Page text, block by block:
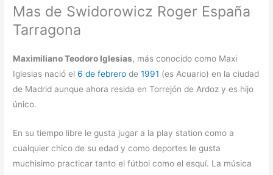
Mas de Swidorowicz Roger España
Tarragona
Maximiliano Teodoro Iglesias, más conocido como Maxi
Iglesias nació el6 de febrero de1991 (es Acuario) en la ciudad
de Madrid aunque ahora resida en Torrejón de Ardoz y es hijo
único.
En su tiempo libre le gusta jugar a la play station como a
cualquier chico de su edad y como deportes le gusta
muchisimo practicar tanto el fútbol como el esquí. La música